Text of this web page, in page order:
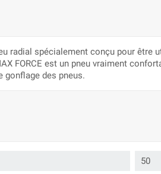
radial spécialement conçu pour
FORCE est un pneu vraiment
gonflage des pneus.
50